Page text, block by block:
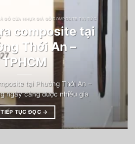
GỖ CỬA NHỰA GIẢ GỖ COMPOSITE TIN TỨC
composite tại
Thới An –
TPHCM
tại Phường Thới An –
ngày càng được nhiều gia
TIẾP TỤC ĐỌC →